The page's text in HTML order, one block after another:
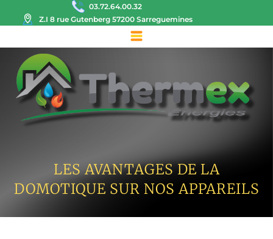
03.72.64.00.32
Z.I 8 rue Gutenberg 57200 Sarreguemines
LES AVANTAGES DE LA
DOMOTIQUE SUR NOS APPAREILS